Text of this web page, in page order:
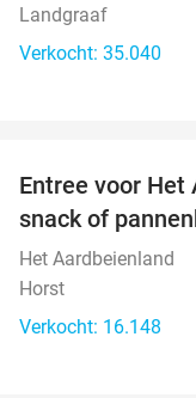
Landgraaf
Verkocht: 35.040
Entree voor Het
snack of
Het Aardbeienland
Horst
Verkocht: 16.148